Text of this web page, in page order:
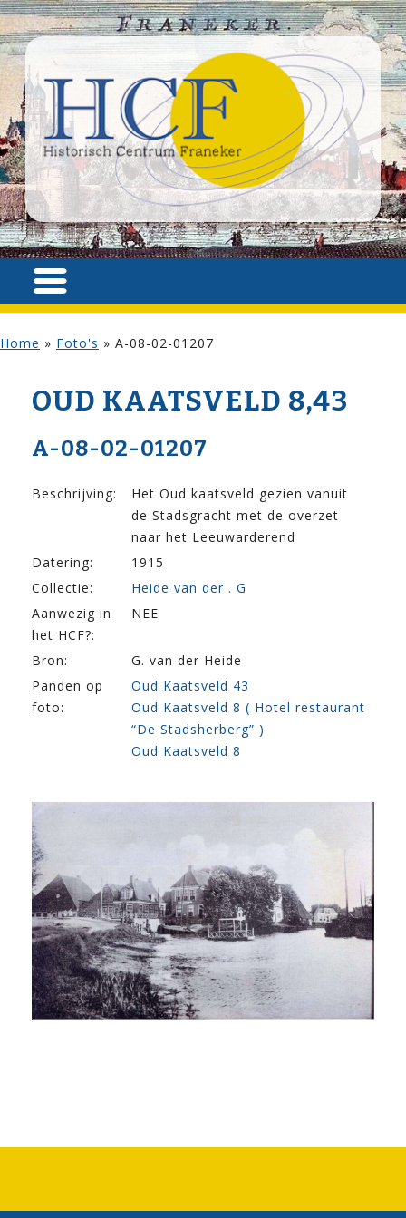
Home » Foto's » A-08-02-01207
OUD KAATSVELD 8,43
A-08-02-01207
Beschrijving:
Het Oud kaatsveld gezien vanuit
de Stadsgracht met de overzet
naar het Leeuwarderend
Datering:
1915
Collectie:
Heide van der . G
Aanwezig in
het HCF?:
NEE
Bron:
G. van der Heide
Panden op
foto:
Oud Kaatsveld 43
Oud Kaatsveld 8 ( Hotel restaurant
“De Stadsherberg” )
Oud Kaatsveld 8